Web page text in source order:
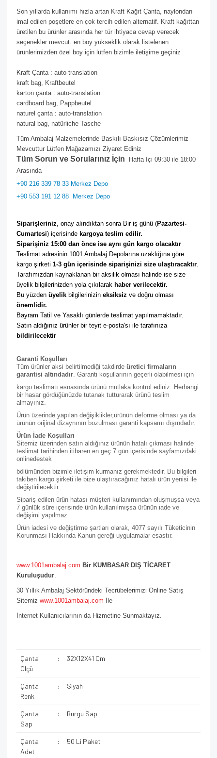
Son yıllarda kullanımı hızla artan Kraft Kağıt Çanta, naylondan
imal edilen poşetlere en çok tercih edilen alternatif. Kraft kağıttan
üretilen bu ürünler arasında her tür ihtiyaca cevap verecek
seçenekler mevcut. en boy yükseklik olarak listelenen
ürünlerimizden özel boy için lütfen bizimle iletişime geçiniz
Kraft Çanta : auto-translation
kraft bag, Kraftbeutel
karton çanta : auto-translation
cardboard bag, Pappbeutel
naturel çanta : auto-translation
natural bag, natürliche Tasche
Tüm Ambalaj Malzemelerinde Baskılı Baskısız Çözümlerimiz
Mevcuttur Lütfen Mağazamızı Ziyaret Ediniz
Tüm Sorun ve Sorularınız İçin Hafta İçi 09:30 ile 18:00
Arasında
+90 216 339 78 33 Merkez Depo
+90 553 191 12 88 Merkez Depo
Siparişleriniz, onay alındıktan sonra Bir iş günü (Pazartesi-
Cumartesi) içerisinde kargoya teslim edilir.
Siparişiniz 15:00 dan önce ise aynı gün kargo olacaktır
Teslimat adresinin 1001 Ambalaj Depolarına uzaklığına göre
kargo şirketi 1-3 gün içerisinde siparişinizi size ulaştıracaktır.
Tarafımızdan kaynaklanan bir aksilik olması halinde ise size
üyelik bilgilerinizden yola çıkılarak haber verilecektir.
Bu yüzden üyelik bilgilerinizin eksiksiz
önemlidir.
Bayram Tatil ve Yasaklı günlerde teslimat yapılmamaktadır.
Satın aldığınız ürünler bir teyit e-posta'sı ile tarafınıza
bildirilecektir
Garanti Koşulları
Tüm ürünler aksi belirtilmediği takdirde üretici firmaların
garantisi altındadır. Garanti koşullarının geçerli olabilmesi için
kargo teslimatı esnasında ürünü mutlaka kontrol ediniz. Herhangi
bir hasar gördüğünüzde tutanak tutturarak ürünü teslim
almayınız.
Ürün üzerinde yapılan değişiklikler,ürünün deforme olması ya da
ürünün orijinal dizaynının bozulması garanti kapsamı dışındadır.
Ürün İade Koşulları
Sitemiz üzerinden satın aldığınız ürünün hatalı çıkması halinde
teslimat tarihinden itibaren en geç 7 gün içerisinde sayfamızdaki
onlinedestek
bölümünden bizimle iletişim kurmanız gerekmektedir. Bu bilgileri
takiben kargo şirketi ile bize ulaştıracağınız hatalı ürün yenisi ile
değiştirilecektir.
Sipariş edilen ürün hatası müşteri kullanımından oluşmuşsa veya
7 günlük süre içerisinde ürün kullanılmışsa ürünün iade ve
değişimi yapılmaz.
Ürün iadesi ve değiştirme şartları olarak, 4077 sayılı Tüketicinin
Korunması Hakkında Kanun gereği uygulamalar esastır.
www.1001ambalaj.com Bir KUMBASAR DIŞ TİCARET
Kuruluşudur.
30 Yıllık Ambalaj Sektöründeki Tecrübelerimizi Online Satış
Sitemiz www.1001ambalaj.com İle
İnternet Kullanıcılarının da Hizmetine Sunmaktayız.
Çanta
Ölçü
: 32X12X41 Cm
Çanta
Renk
: Siyah
Çanta
Sap
: Burgu Sap
Çanta
Adet
: 50 Li Paket